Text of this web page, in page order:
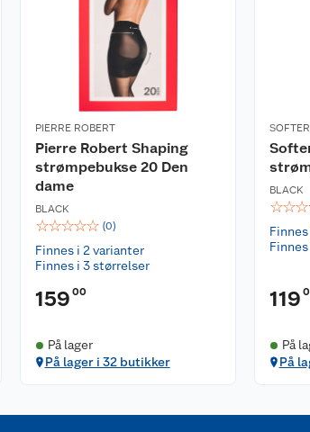
PIERRE ROBERT
Pierre Robert Shaping
strømpebukse 20 Den
dame
BLACK
☆☆☆☆☆ (0)
Finnes i 2 varianter
Finnes i 3 størrelser
159 00
På lager
På lager i 32 butikker
BLACK
☆☆☆
119
På
På